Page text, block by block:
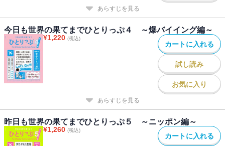
あらすじを見る
今日も世界の果てまでひとりっぷ４ ～爆バイイング編～
¥1,220 (税込)
カートに入れる
試し読み
お気に入り
あらすじを見る
昨日も世界の果てまでひとりっぷ５ ～ニッポン編～
¥1,260 (税込)
カートに入れる